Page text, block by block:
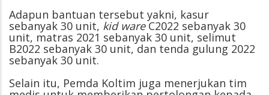
Adapun bantuan tersebut yakni, kasur
sebanyak 30 unit, kid wareC2022 sebanyak 30
unit, matras 2021 sebanyak 30 unit, selimut
B2022 sebanyak 30 unit, dan tenda gulung 2022
sebanyak 30 unit.
Selain itu, Pemda Koltim juga menerjukan tim